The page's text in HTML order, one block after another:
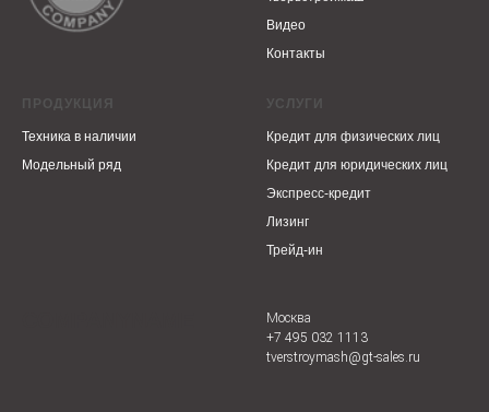
Видео
Контакты
ПРОДУКЦИЯ
Техника в наличии
Модельный ряд
УСЛУГИ
Кредит для физических лиц
Кредит для юридических лиц
Экспресс-кредит
Лизинг
Трейд-ин
Москва
+7 495 032 1113
tverstroymash@gt-sales.ru